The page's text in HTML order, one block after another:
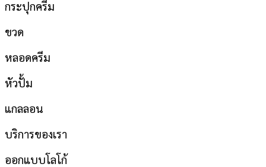
กระปุกครีม
ขวด
หลอดครีม
หัวปั้ม
แกลลอน
บริการของเรา
ออกแบบโลโก้